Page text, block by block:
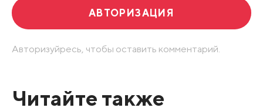
АВТОРИЗАЦИЯ
Авторизуйресь, чтобы оставить комментарий.
Читайте также